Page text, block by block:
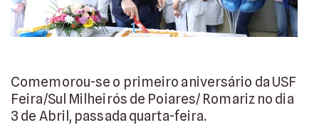
Comemorou-se o primeiro aniversário da USF
Feira/Sul Milheirós de Poiares/ Romariz no dia
3 de Abril, passada quarta-feira.